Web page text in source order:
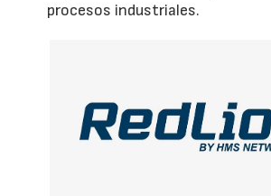
procesos industriales.